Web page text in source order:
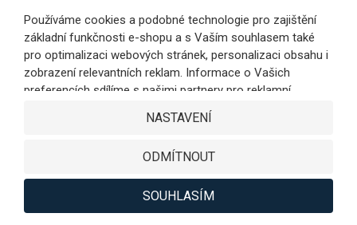
Používáme cookies a podobné technologie pro zajištění
základní funkčnosti e-shopu a s Vaším souhlasem také
pro optimalizaci webových stránek, personalizaci obsahu i
zobrazení relevantních reklam. Informace o Vašich
preferencích sdílíme s našimi partnery pro reklamní,
sociální sítě i podrobné analýzy pouze s Vaším souhlasem.
Partneři mohou tyto údaje v rámci personalizace reklamy
využívání jejich služeb. Kliknutím na tlačítko SOUHLASÍM
vyjádříte Váš souhlas s ukládáním cookies k výkonovým,
funkčním a marketingovým účelům a s předáváním údajů o
chování na webu v rámci cílení reklamy na sociálních a
NASTAVENÍ
ODMÍTNOUT
SOUHLASÍM
délka (mm):
750